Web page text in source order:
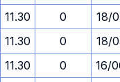
11.30 0
18/
11.30 0
18/
11.30 0
16/